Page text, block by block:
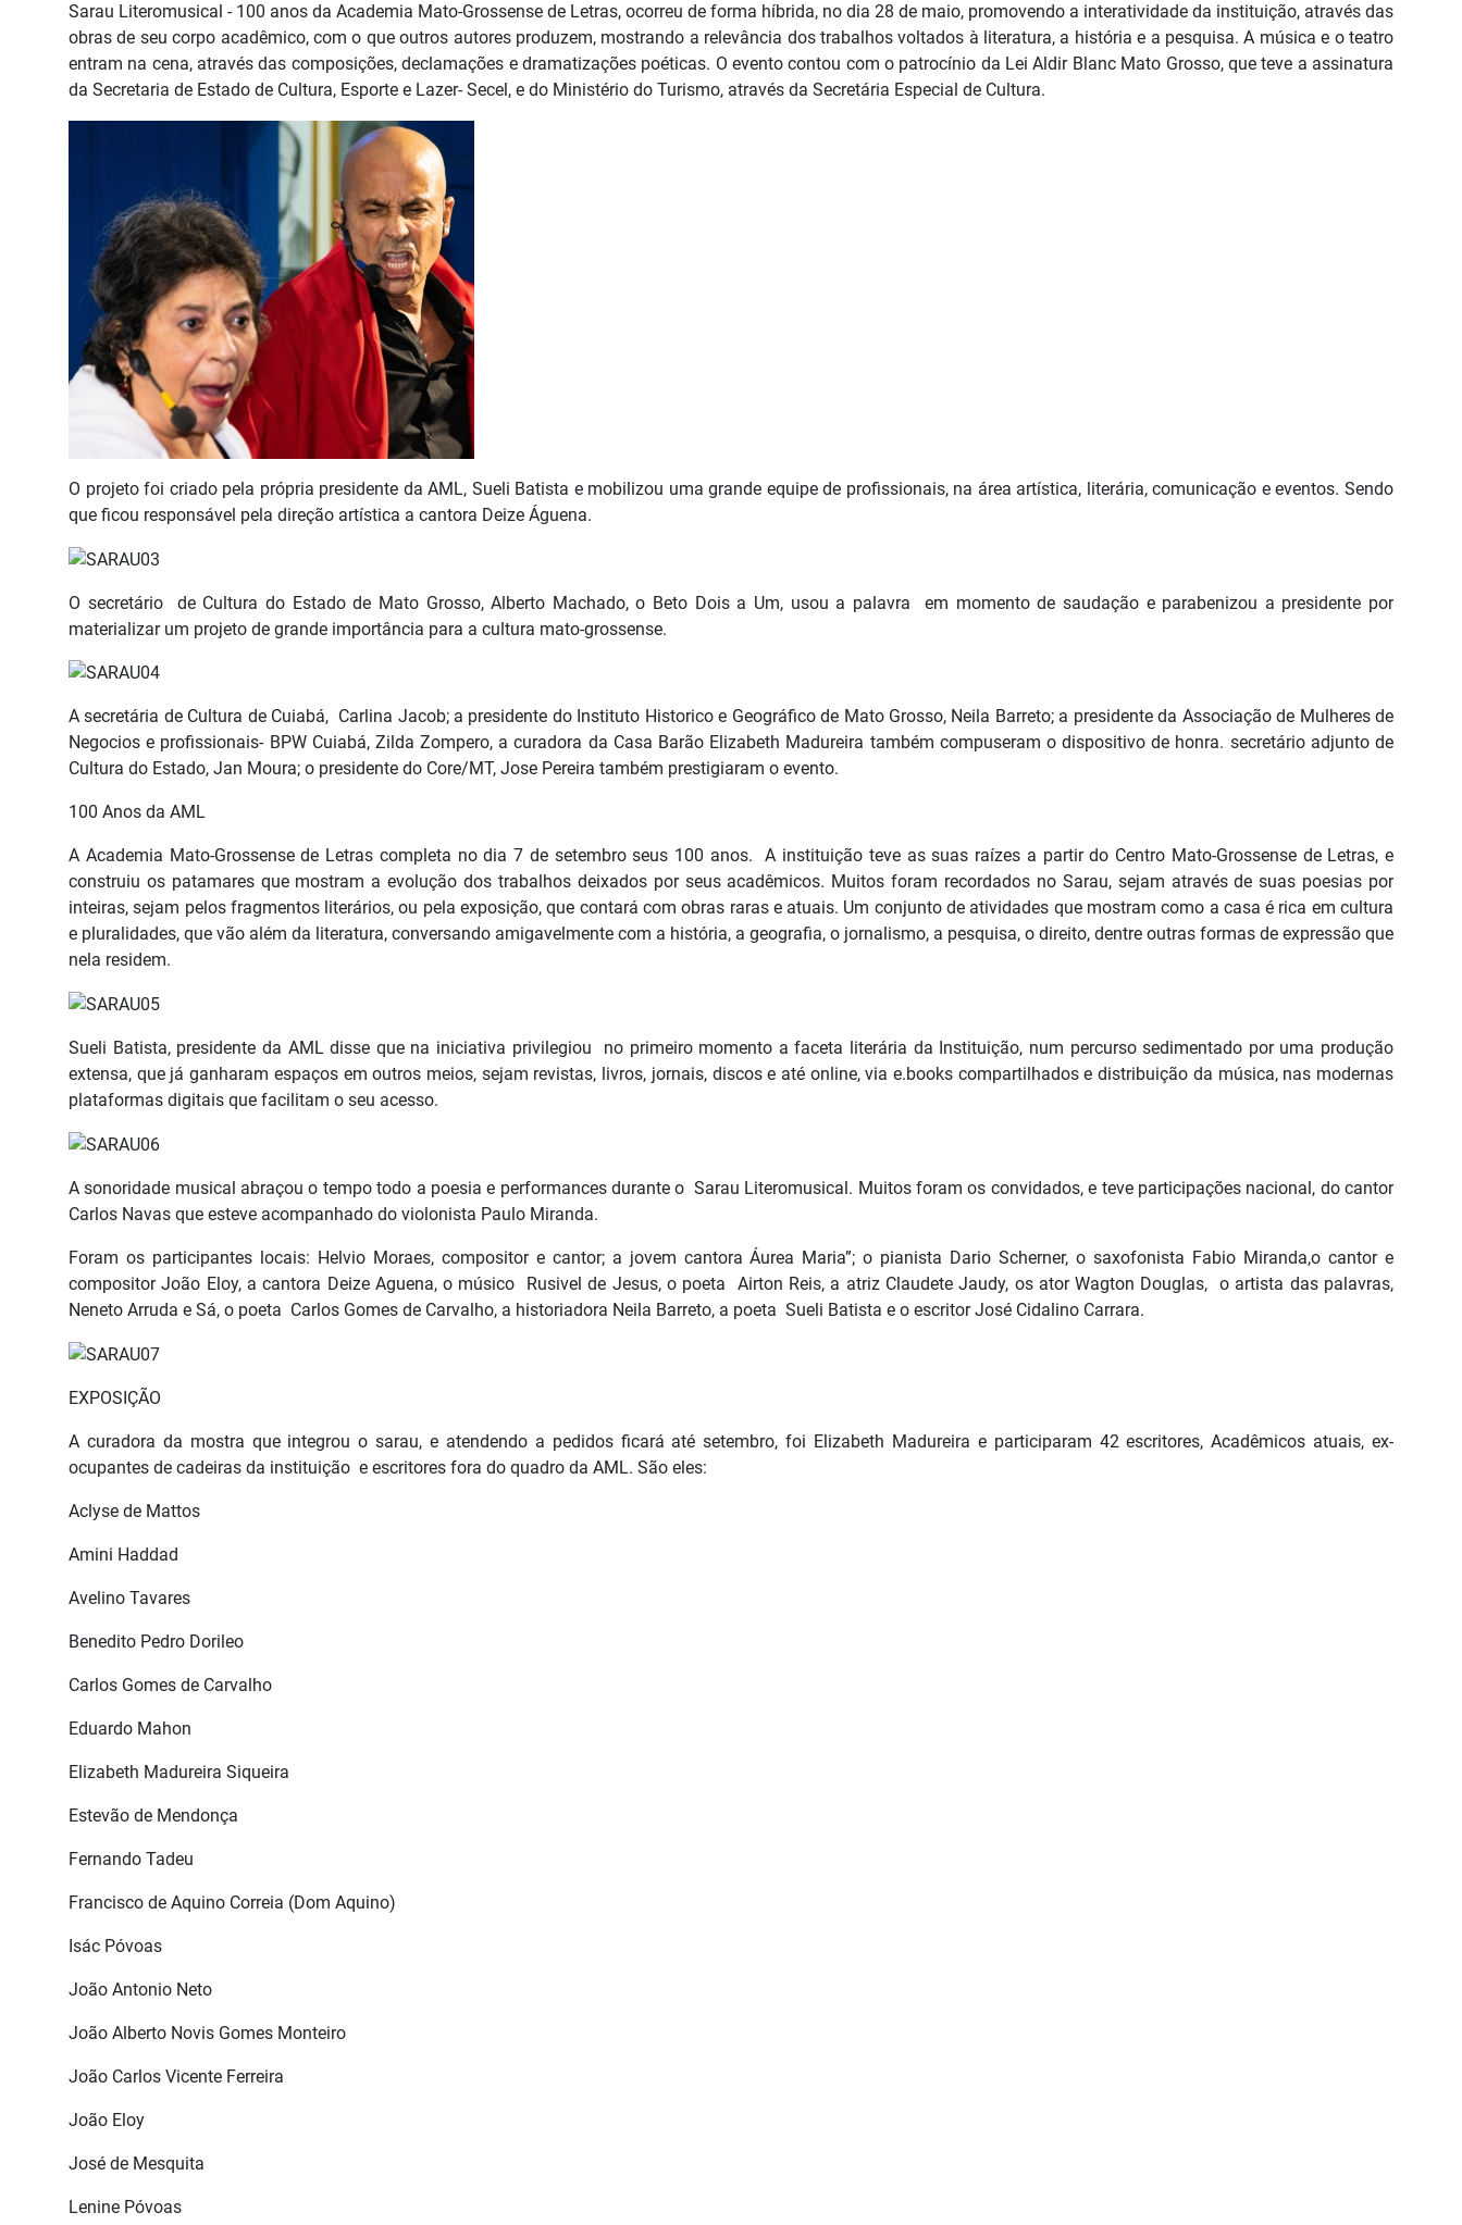
Sarau Literomusical - 100 anos da Academia Mato-Grossense de Letras, ocorreu de forma híbrida, no dia 28 de maio, promovendo a interatividade da instituição, através das
obras de seu corpo acadêmico, com o que outros autores produzem, mostrando a relevância dos trabalhos voltados à literatura, a história e a pesquisa. A música e o teatro
entram na cena, através das composições, declamações e dramatizações poéticas. O evento contou com o patrocínio da Lei Aldir Blanc Mato Grosso, que teve a assinatura
da Secretaria de Estado de Cultura, Esporte e Lazer- Secel, e do Ministério do Turismo, através da Secretária Especial de Cultura.
O projeto foi criado pela própria presidente da AML, Sueli Batista e mobilizou uma grande equipe de profissionais, na área artística, literária, comunicação e eventos. Sendo
que ficou responsável pela direção artística a cantora Deize Águena.
O secretário de Cultura do Estado de Mato Grosso, Alberto Machado, o Beto Dois a Um, usou a palavra em momento de saudação e parabenizou a presidente por
materializar um projeto de grande importância para a cultura mato-grossense.
A secretária de Cultura de Cuiabá, Carlina Jacob; a presidente do Instituto Historico e Geográfico de Mato Grosso, Neila Barreto; a presidente da Associação de Mulheres de
Negocios e profissionais- BPW Cuiabá, Zilda Zompero, a curadora da Casa Barão Elizabeth Madureira também compuseram o dispositivo de honra. secretário adjunto de
Cultura do Estado, Jan Moura; o presidente do Core/MT, Jose Pereira também prestigiaram o evento.
100 Anos da AML
A Academia Mato-Grossense de Letras completa no dia 7 de setembro seus 100 anos. A instituição teve as suas raízes a partir do Centro Mato-Grossense de Letras, e
construiu os patamares que mostram a evolução dos trabalhos deixados por seus acadêmicos. Muitos foram recordados no Sarau, sejam através de suas poesias por
inteiras, sejam pelos fragmentos literários, ou pela exposição, que contará com obras raras e atuais. Um conjunto de atividades que mostram como a casa é rica em cultura
e pluralidades, que vão além da literatura, conversando amigavelmente com a história, a geografia, o jornalismo, a pesquisa, o direito, dentre outras formas de expressão que
nela residem.
Sueli Batista, presidente da AML disse que na iniciativa privilegiou no primeiro momento a faceta literária da Instituição, num percurso sedimentado por uma produção
extensa, que já ganharam espaços em outros meios, sejam revistas, livros, jornais, discos e até online, via e.books compartilhados e distribuição da música, nas modernas
plataformas digitais que facilitam o seu acesso.
A sonoridade musical abraçou o tempo todo a poesia e performances durante o Sarau Literomusical. Muitos foram os convidados, e teve participações nacional, do cantor
Carlos Navas que esteve acompanhado do violonista Paulo Miranda.
Foram os participantes locais: Helvio Moraes, compositor e cantor; a jovem cantora Áurea Maria”; o pianista Dario Scherner, o saxofonista Fabio Miranda,o cantor e
compositor João Eloy, a cantora Deize Aguena, o músico Rusivel de Jesus, o poeta Airton Reis, a atriz Claudete Jaudy, os ator Wagton Douglas, o artista das palavras,
Neneto Arruda e Sá, o poeta Carlos Gomes de Carvalho, a historiadora Neila Barreto, a poeta Sueli Batista e o escritor José Cidalino Carrara.
EXPOSIÇÃO
A curadora da mostra que integrou o sarau, e atendendo a pedidos ficará até setembro, foi Elizabeth Madureira e participaram 42 escritores, Acadêmicos atuais, ex-
ocupantes de cadeiras da instituição e escritores fora do quadro da AML. São eles:
Aclyse de Mattos
Amini Haddad
Avelino Tavares
Benedito Pedro Dorileo
Carlos Gomes de Carvalho
Eduardo Mahon
Elizabeth Madureira Siqueira
Estevão de Mendonça
Fernando Tadeu
Francisco de Aquino Correia (Dom Aquino)
Isác Póvoas
João Antonio Neto
João Alberto Novis Gomes Monteiro
João Carlos Vicente Ferreira
João Eloy
José de Mesquita
Lenine Póvoas